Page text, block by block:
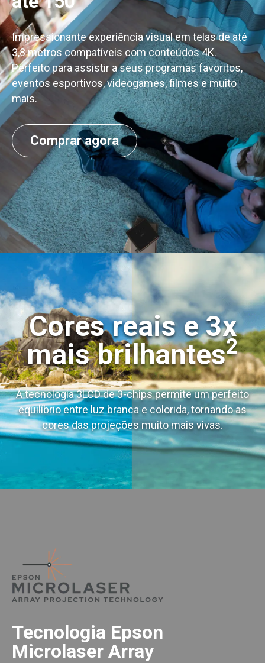
Impressionante experiência visual em telas de até
3,8 metros compatíveis com conteúdos 4K.
Perfeito para assistir a seus programas favoritos,
eventos esportivos, videogames, filmes e muito
mais.
Comprar agora
Cores reais e 3x
mais brilhantes2
A tecnologia 3LCD de 3-chips permite um perfeito
equilíbrio entre luz branca e colorida, tornando as
cores das projeções muito mais vivas.
Tecnologia Epson
Microlaser Array